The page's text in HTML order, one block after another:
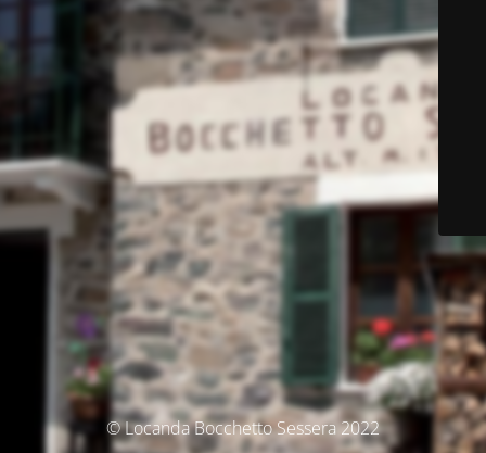
© Locanda Bocchetto Sessera 2022